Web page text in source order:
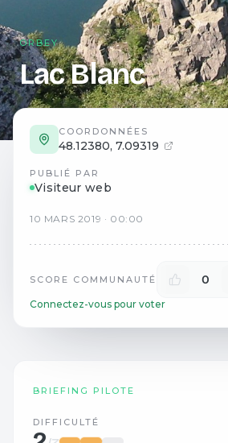
ORBEY
Lac Blanc
COORDONNÉES
48.12380, 7.09319
PUBLIÉ PAR
Visiteur web
10 MARS 2019 · 00:00
SCORE COMMUNAUTÉ 0
Connectez-vous pour voter
BRIEFING PILOTE
DIFFICULTÉ